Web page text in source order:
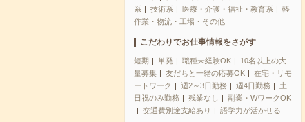
系
技術系 医療・介護・福祉・教育系
軽
作業・物流・工場・その他
こだわりでお仕事情報をさがす
短期 単発 職種未経験OK
10名以上の大
量募集
友だちと一緒の応募OK
在宅・リモ
ートワーク
週2～3日勤務 週4日勤務
土
日祝のみ勤務
残業なし
副業・WワークOK
交通費別途支給あり
語学力が活かせる